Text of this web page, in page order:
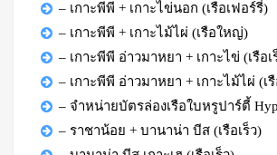
– เกาะพีพี + เกาะไข่นอก (เรือเฟอร์รี่)
– เกาะพีพี + เกาะไม้ไผ่ (เรือใหญ่)
– เกาะพีพี อ่าวมาหยา + เกาะไข่ (เรือเ
– เกาะพีพี อ่าวมาหยา + เกาะไม้ไผ่ (เรื
– จำหน่ายบัตรล่องเรือใบหรูปาร์ตี้
– ราชาน้อย + บานาน่า บีส (เรือเร็ว)